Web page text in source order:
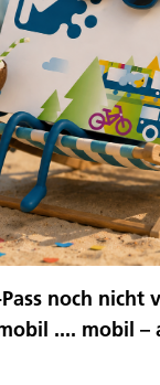
noch
.... mobil –